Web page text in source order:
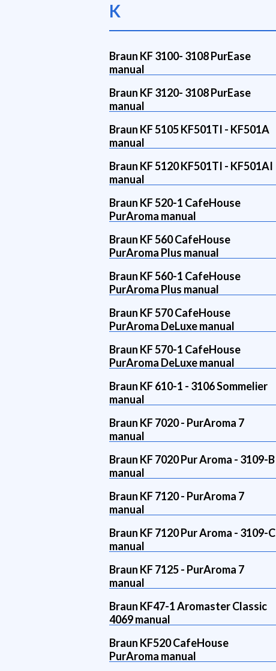
K
Braun KF 3100- 3108 PurEase
manual
Braun KF 3120- 3108 PurEase
manual
Braun KF 5105 KF501TI - KF501A
manual
Braun KF 5120 KF501TI - KF501AI
manual
Braun KF 520-1 CafeHouse
PurAroma manual
Braun KF 560 CafeHouse
PurAroma Plus manual
Braun KF 560-1 CafeHouse
PurAroma Plus manual
Braun KF 570 CafeHouse
PurAroma DeLuxe manual
Braun KF 570-1 CafeHouse
PurAroma DeLuxe manual
Braun KF 610-1 - 3106 Sommelier
manual
Braun KF 7020 - PurAroma 7
manual
Braun KF 7020 Pur Aroma - 3109-B
manual
Braun KF 7120 - PurAroma 7
manual
Braun KF 7120 Pur Aroma - 3109-C
manual
Braun KF 7125 - PurAroma 7
manual
Braun KF47-1 Aromaster Classic
4069 manual
Braun KF520 CafeHouse
PurAroma manual